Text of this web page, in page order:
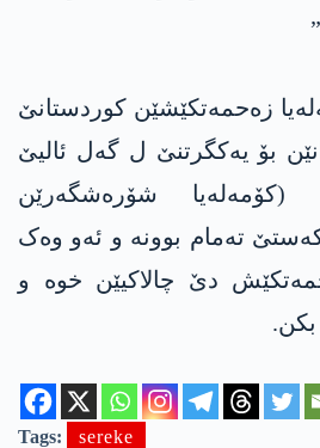
2023 کۆمەلەیا زەحمەتکێشێن کوردستانێ
بۆ یەکگرتنێ ل گەل ئالیێ
شۆرەشگەرێن
تەمام بوونە و ئەو وەک
دێ چالاکیێن خوە و
بکن.
Tags: sereke